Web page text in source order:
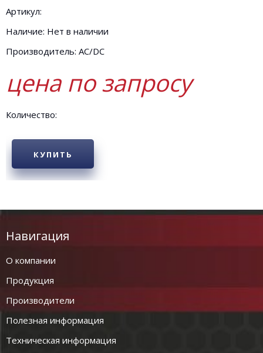
Артикул:
Наличие: Нет в наличии
Производитель: AC/DC
цена по запросу
Количество:
КУПИТЬ
Навигация
О компании
Продукция
Производители
Полезная информация
Техническая информация